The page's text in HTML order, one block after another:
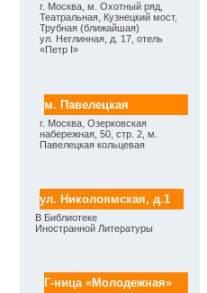
г. Москва, м. Охотный ряд,
Театральная, Кузнецкий мост,
Трубная (ближайшая)
ул. Неглинная, д. 17, отель
«Петр Ⅰ»
м. Павелецкая
г. Москва, Озерковская
набережная, 50, стр. 2, м.
Павелецкая кольцевая
ул. Николоямская, д.1
В Библиотеке
Иностранной Литературы
Г-ница «Молодежная»